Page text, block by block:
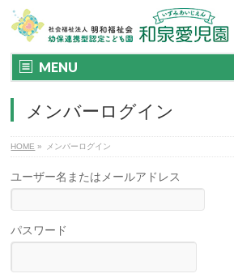
MENU
メンバーログイン
HOME » メンバーログイン
ユーザー名またはメールアドレス
パスワード